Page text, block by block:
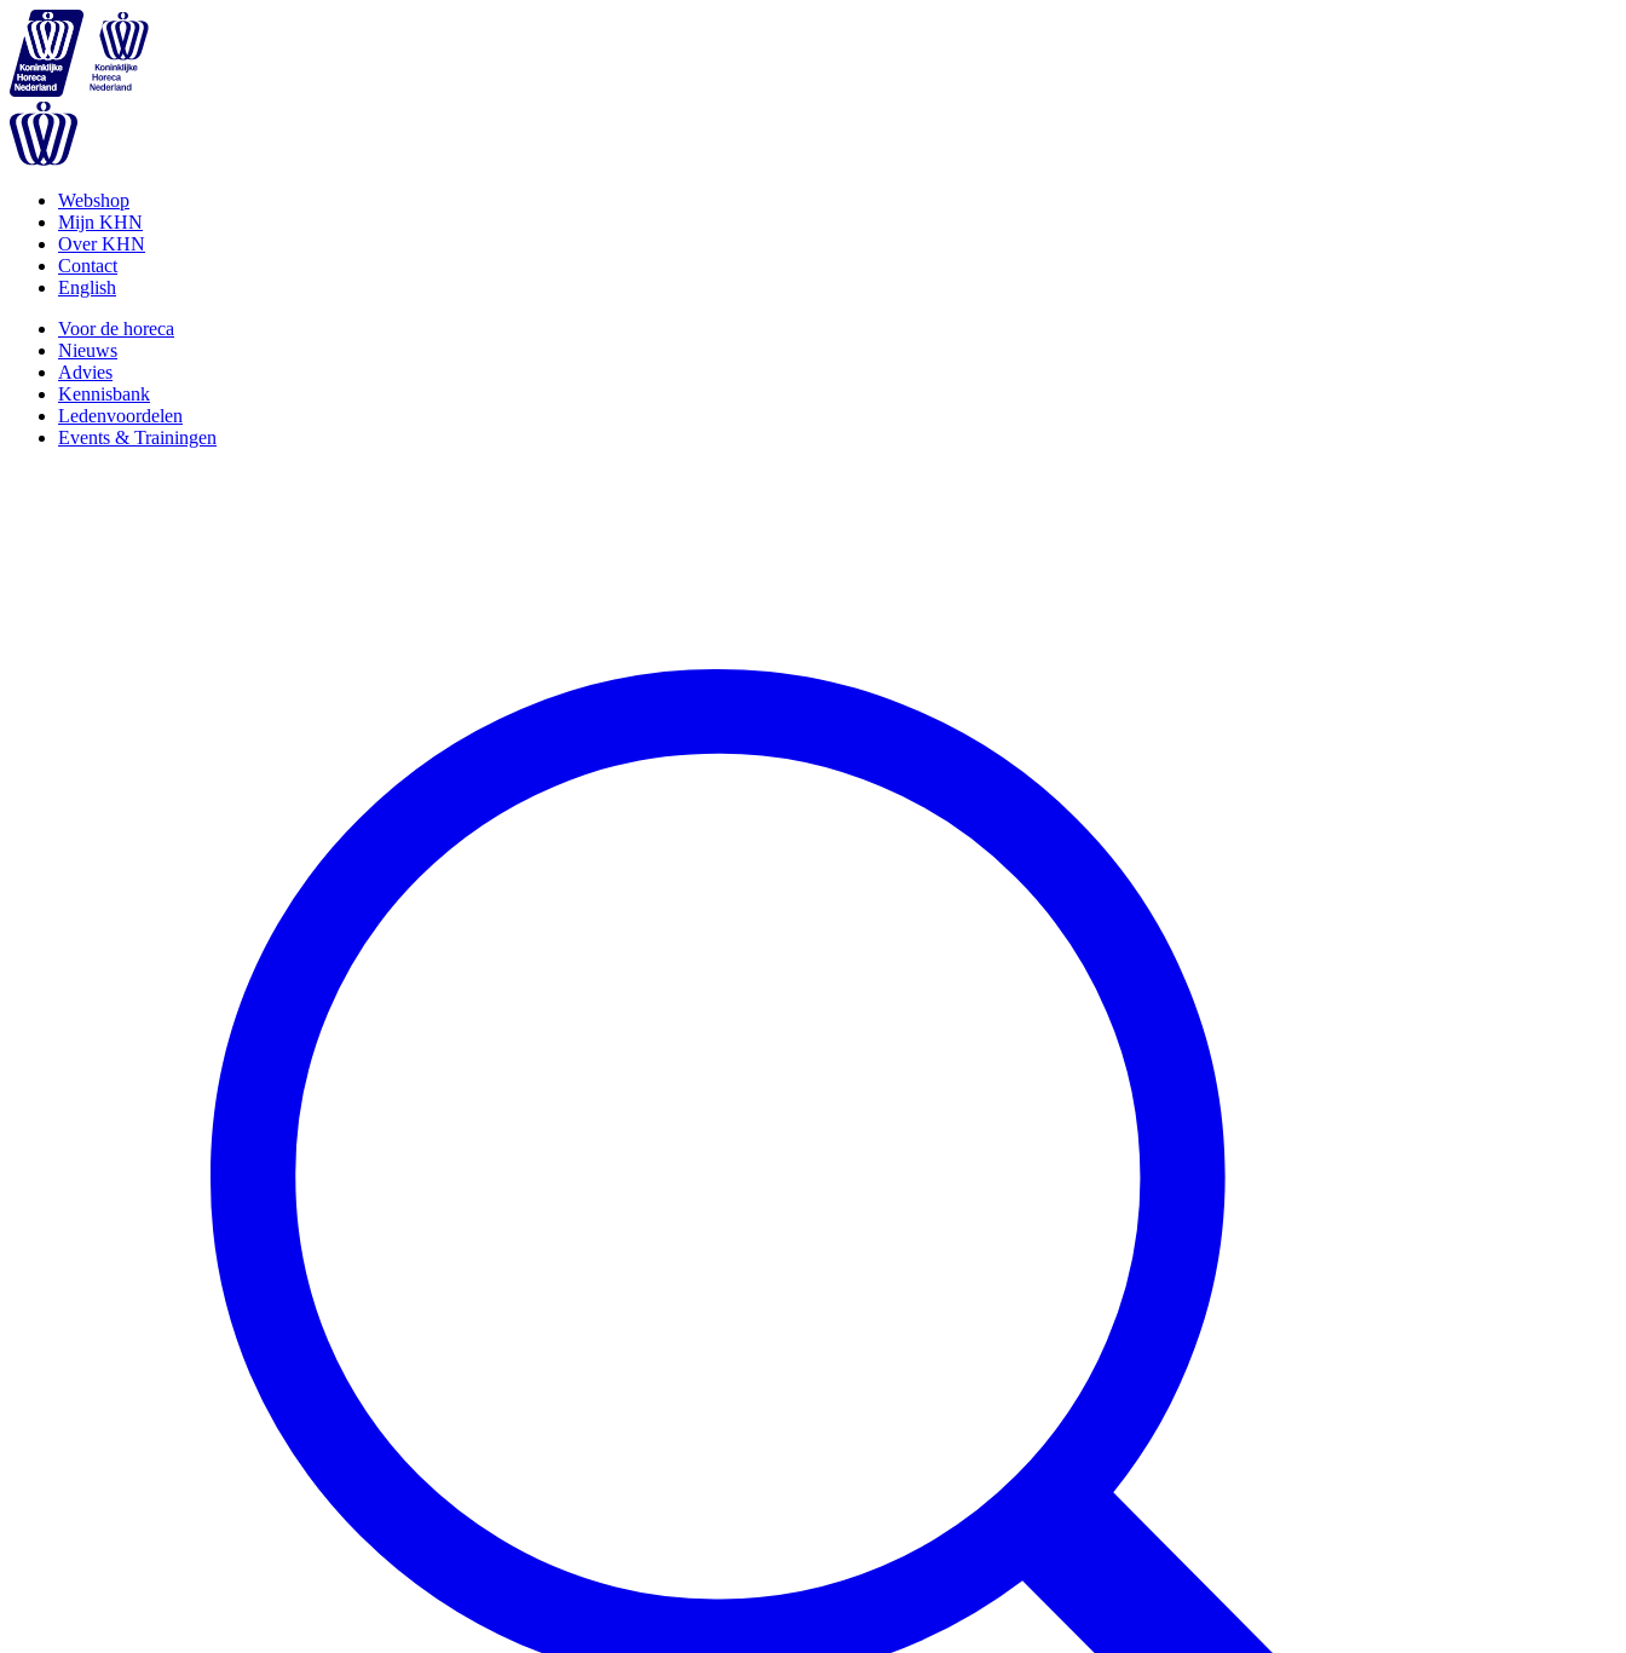
Webshop
Mijn KHN
Over KHN
Contact
English
Voor de horeca
Nieuws
Advies
Kennisbank
Ledenvoordelen
Events & Trainingen